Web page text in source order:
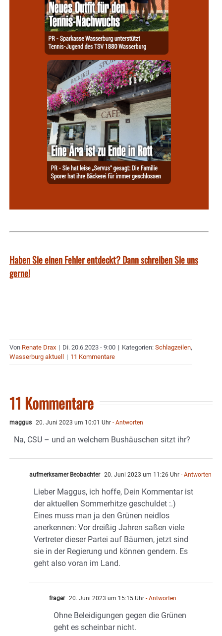
Haben Sie einen Fehler entdeckt? Dann schreiben Sie uns
gerne!
Von Renate Drax | Di. 20.6.2023 - 9:00 | Kategorien: Schlagzeilen,
Wasserburg aktuell | 11 Kommentare
11 Kommentare
maggus 20. Juni 2023 um 10:01 Uhr - Antworten
Na, CSU – und an welchem Bushäuschen sitzt ihr?
aufmerksamer Beobachter 20. Juni 2023 um 11:26 Uhr - Antworten
Lieber Maggus, ich hoffe, Dein Kommentar ist
der aktuellen Sommerhitze geschuldet :.)
Eines muss man ja den Grünen neidlos
anerkennen: Vor dreißig Jahren saßen viele
Vertreter dieser Partei auf Bäumen, jetzt sind
sie in der Regierung und können gendern. Es
geht also voran im Land.
frager 20. Juni 2023 um 15:15 Uhr - Antworten
Ohne Beleidigungen gegen die Grünen
geht es scheinbar nicht.